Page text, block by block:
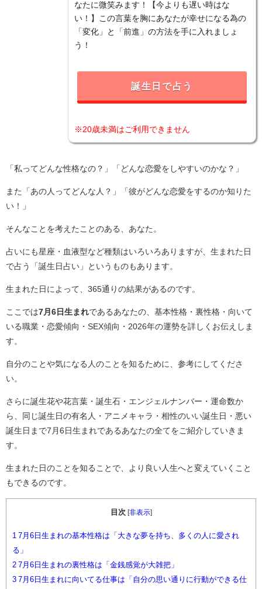
なたに微笑みます！【今よりも遅い時はな
い！】この言葉を胸にあなたが幸せになる為の
「変化」と「前進」の方法を手に入れましょ
う！
誕生日で占う
※20歳未満はご利用できません
「私ってどんな性格なの？」「どんな恋愛をしやすいのかな？」
また「あの人ってどんな人？」「彼がどんな恋愛をするのか知りた
い！」
そんなことを考えたことのある、あなた。
占いにも星座・血液型など種類はいろいろありますが、生まれた日
で占う「誕生日占い」というものもあります。
生まれた日によって、365通りの結果があるのです。
ここでは7月6日生まれであるあなたの、基本性格・裏性格・向いて
いる職業・恋愛傾向・SEX傾向・2026年の運勢を詳しくお伝えしま
す。
自分のことや気になる人のことを知るために、参考にしてくださ
い。
さらに誕生花や花言葉・誕生石・エンジェルナンバー・運命数か
ら、同じ誕生日の有名人・アニメキャラ・相性のいい誕生日・悪い
誕生日まで7月6日生まれであるあなたの全てをご紹介していきま
す。
生まれた日のことを知ることで、より良い人生へと変えていくこと
もできるのです。
目次 非表示]
1 7月6日生まれの基本性格は「大きな夢を持ち、多くの人に愛され
る」
2 7月6日生まれの裏性格は「金銭感覚が大雑把」
3 7月6日生まれに向いてる仕事は「自分の思い通りに行動ができる仕